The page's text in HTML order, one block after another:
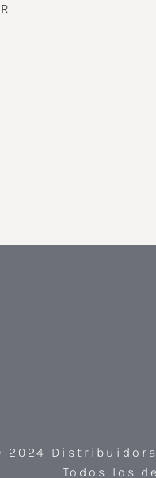
2024 Distribuidora
Todos los